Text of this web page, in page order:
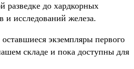
разведке до хардкорных
и исследований железа.
экземпляры первого
складе и пока доступны для